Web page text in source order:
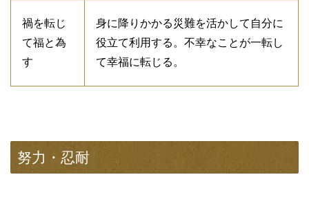
禍を転じ
て福と為
す
身に降りかかる災難を活かして自分に
役立て利用する。不幸なことが一転し
て幸福に転じる。
努力・忍耐